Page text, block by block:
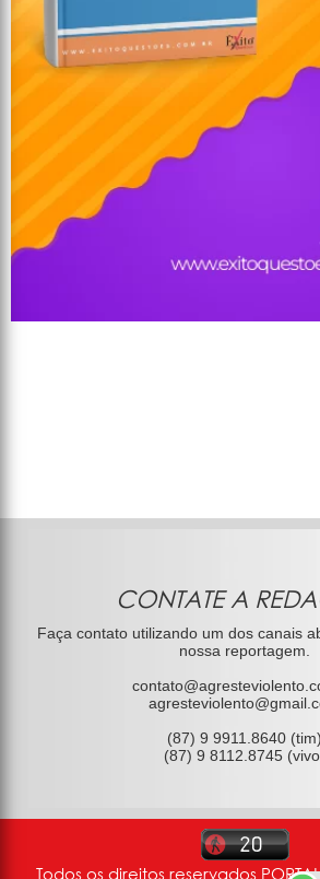
CONTATE A
Faça contato utilizando um dos canais
nossa reportagem.
(87) 9 9911.8640 (tim)
(87) 9 8112.8745
Todos os direitos reservados PORTAL